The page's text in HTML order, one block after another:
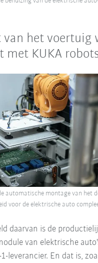
van het voertuig
met KUKA
daarvan is de
van elektrische
leverancier. En dat is,
automatische montage van het
voor de elektrische auto